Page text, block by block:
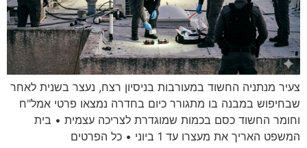
צעיר מנתניה החשוד במעורבות בניסיון רצח, נעצר בשנית לאחר
שבחיפוש במבנה בו מתגורר כיום בחדרה נמצאו פרטי אמל"ח
וחומר החשוד כסם בכמות שמוגדרת לצריכה עצמית • בית
המשפט האריך את מעצרו עד 1 ביוני • כל הפרטים